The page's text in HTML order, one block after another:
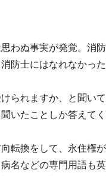
わぬ事実が発覚。消
防士にはなれなかった
けられますか、と聞い
いたことしか答えて
転換をして、永住権
病名などの専門用語も